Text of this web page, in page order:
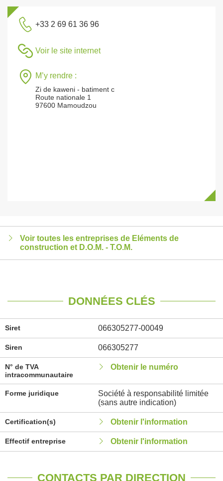
+33 2 69 61 36 96
Voir le site internet
M’y rendre :
Zi de kaweni - batiment c
Route nationale 1
97600 Mamoudzou
Voir toutes les entreprises de Eléments de
construction et D.O.M. - T.O.M.
DONNÉES CLÉS
Siret 066305277-00049
Siren 066305277
N° de TVA
intracommunautaire
Obtenir le numéro
Forme juridique
Société à responsabilité limitée
(sans autre indication)
Certification(s) Obtenir l'information
Effectif entreprise Obtenir l'information
CONTACTS PAR DIRECTION